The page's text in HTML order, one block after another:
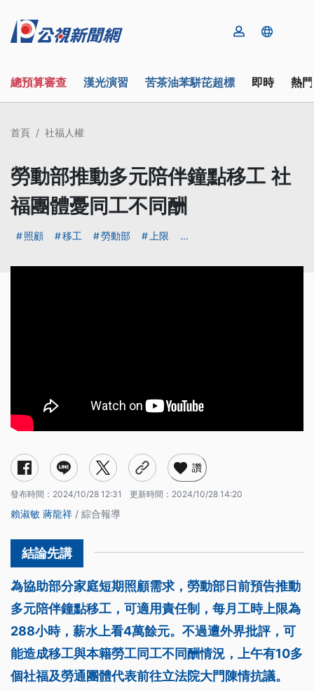
總預算審查 漢光演習 苦茶油苯駢芘超標 即時 熱
首頁 社福人權
勞動部推動多元陪伴鐘點移工 社
福團體憂同工不同酬
照顧 移工 勞動部 上限 ...
讚
發布時間： 2024/10/28 12:31 更新時間： 2024/10/28 14:20
賴淑敏 蔣龍祥 / 綜合報導
為協助部分家庭短期照顧需求，勞動部日前預告推動
多元陪伴鐘點移工，可適用責任制，每月工時上限為
288小時，薪水上看4萬餘元。不過遭外界批評，可
能造成移工與本籍勞工同工不同酬情況，上午有10多
個社福及勞通團體代表前往立法院大門陳情抗議。